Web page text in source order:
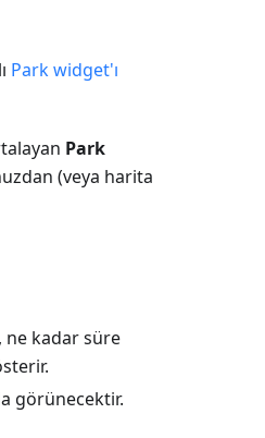
Park widget'ı
Park
(veya harita
ne kadar süre
görünecektir.